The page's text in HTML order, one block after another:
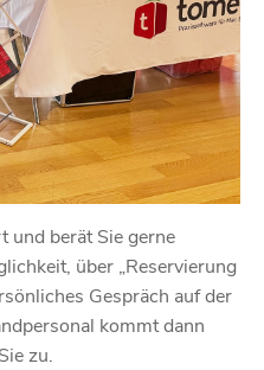
und berät Sie gerne
über „Reservierung
Gespräch auf der
kommt dann
zu.